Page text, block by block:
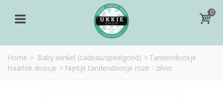
0
Home > Baby winkel (cadeau/speelgoed) > Tandendoosje
Haarlok doosje > Nijntje tandendoosje roze - zilver